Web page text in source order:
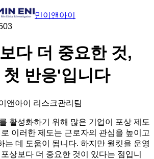
민이앤아이
다 더 중요한 것,
반응'입니다
앤아이 리스크관리팀
활성화하기 위해 많은 기업이 포상 제도
이러한 제도는 근로자의 관심을 높이고
는 데 도움이 됩니다. 하지만 월킷을 운영
상보다 더 중요한 것이 있다는 점입니